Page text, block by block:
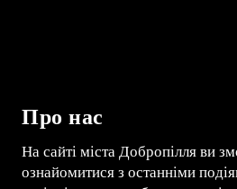
Про нас
На сайті міста Добропілля ви
ознайомитися з останніми